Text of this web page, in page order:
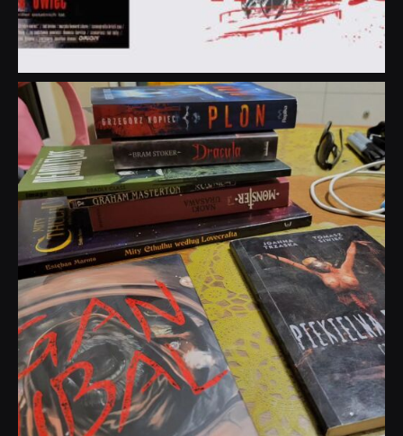
dobryhorror
Lip 31